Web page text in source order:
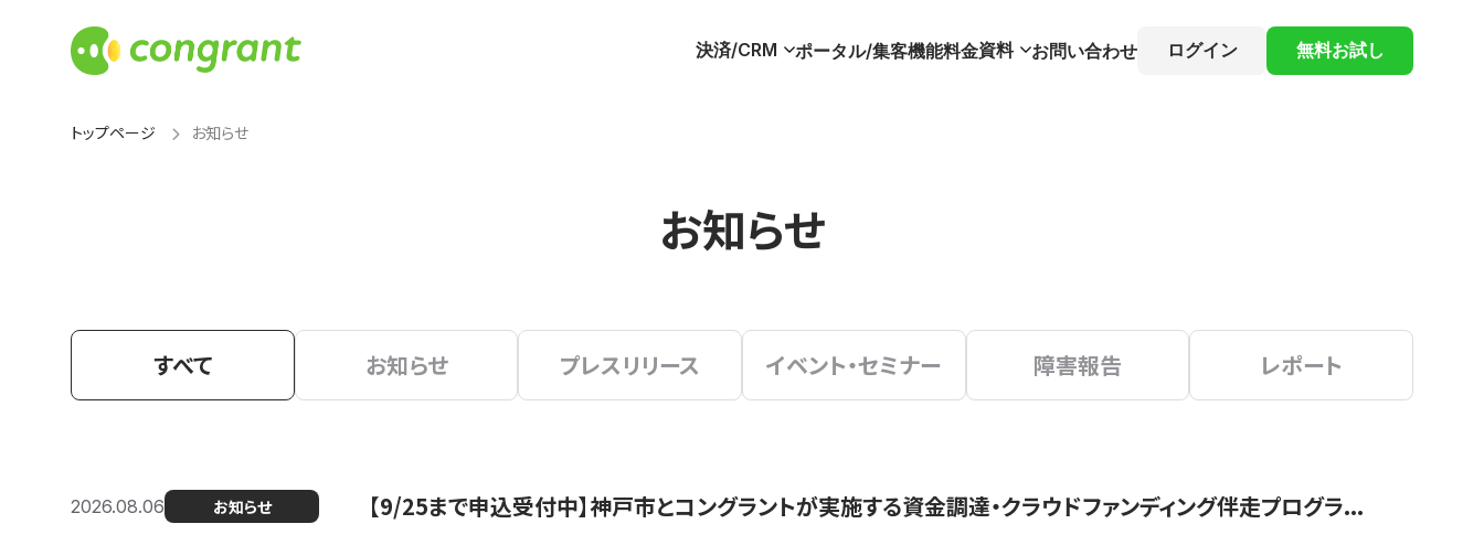
決済/CRM ポータル/集客機能料金資料 お問い合わせ ログイン 無料お試し
トップページ お知らせ
お知らせ
すべて お知らせ プレスリリース イベント・セミナー 障害報告 レポート
2026.08.06 お知らせ 【9/25まで申込受付中】神戸市とコングラントが実施する資金調達・クラウドファンディング伴走プログラ...